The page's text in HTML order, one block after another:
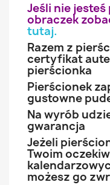
Jeśli nie
obraczek
tutaj.
Razem z
certyfikat
pierścionka
Pierścionek
gustowne
Na wyrób
gwarancja
Jeżeli
Twoim
możesz go